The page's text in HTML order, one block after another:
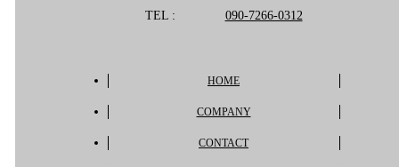
TEL : 090-7266-0312
HOME
COMPANY
CONTACT